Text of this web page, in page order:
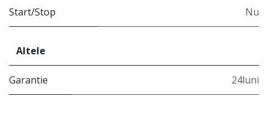
Start/Stop Nu
Altele
Garantie 24luni